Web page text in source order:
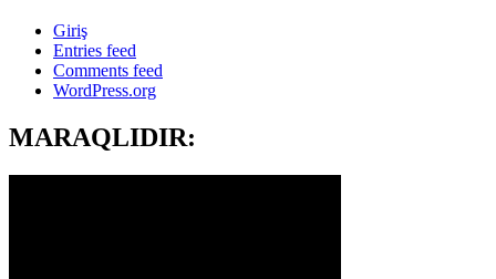
Giriş
Entries feed
Comments feed
WordPress.org
MARAQLIDIR: